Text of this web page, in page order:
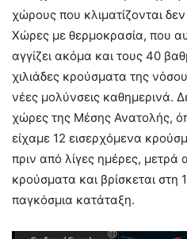
χώρους που κλιματίζονται
Χώρες με θερμοκρασία, που
αγγίζει ακόμα και τους 40
χιλιάδες κρούσματα της
νέες μολύνσεις καθημερινά.
χώρες της Μέσης Ανατολής,
είχαμε 12 εισερχόμενα
πριν από λίγες ημέρες, μετρά
κρούσματα και βρίσκεται στη
παγκόσμια κατάταξη.